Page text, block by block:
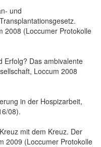
und
2008 (Loccumer Protokolle
Erfolg? Das ambivalente
Loccum 2008
in der Hospizarbeit,
08).
mit dem Kreuz. Der
2009 (Loccumer Protokolle